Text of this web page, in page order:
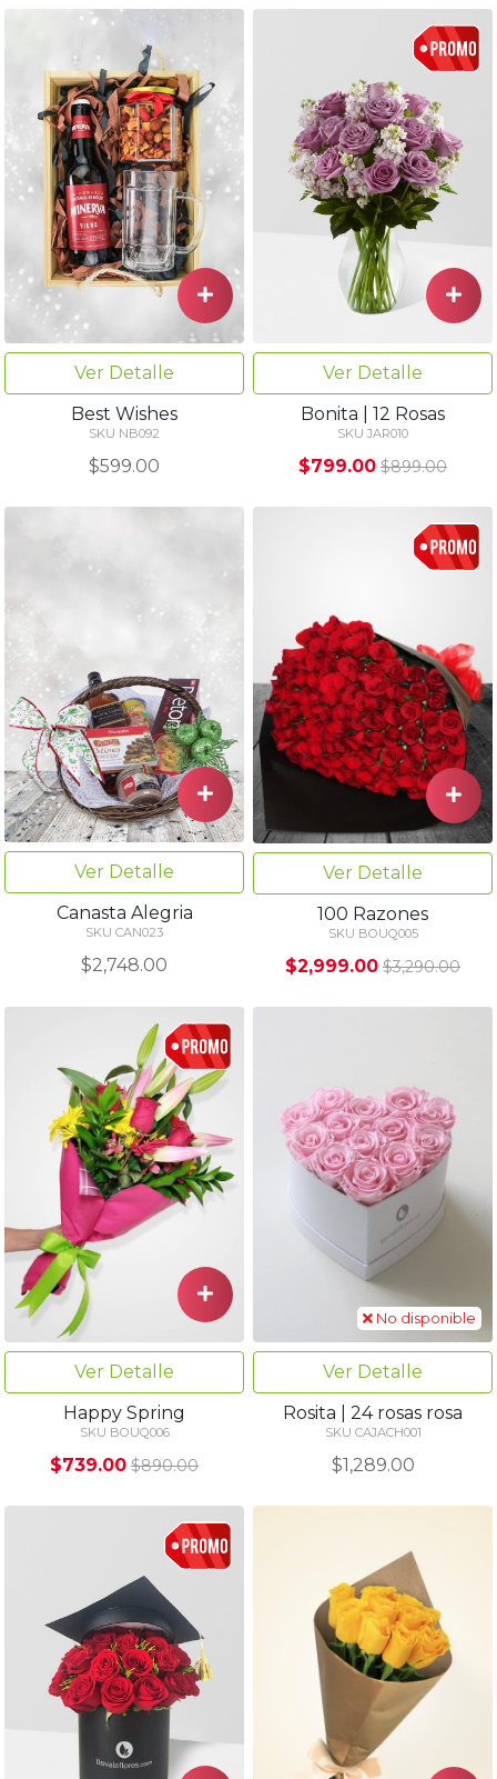
Ver Detalle
Best Wishes
SKU NB092
$599.00
Ver Detalle
Bonita | 12 Rosas
SKU JAR010
$799.00 $899.00
Ver Detalle
Canasta Alegria
SKU CAN023
$2,748.00
Ver Detalle
100 Razones
SKU BOUQ005
$2,999.00 $3,290.00
Ver Detalle
Happy Spring
SKU BOUQ006
$739.00 $890.00
No disponible
Ver Detalle
Rosita | 24 rosas rosa
SKU CAJACH001
$1,289.00